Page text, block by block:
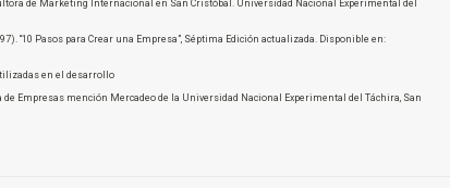
de Marketing Internacional en San Cristóbal. Universidad Nacional Experimental del
“10 Pasos para Crear una Empresa”, Séptima Edición actualizada. Disponible en:
en el desarrollo
Empresas mención Mercadeo de la Universidad Nacional Experimental del Táchira, San